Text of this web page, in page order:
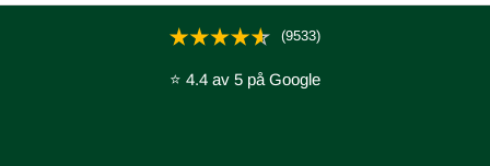
(9533)
⭐ 4.4 av 5 på Google